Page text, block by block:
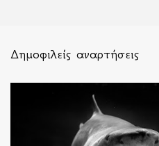
Δημοφιλείς αναρτήσεις